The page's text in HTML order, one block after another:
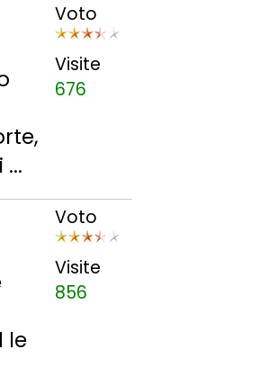
Voto
Visite
676
le
Voto
Visite
856